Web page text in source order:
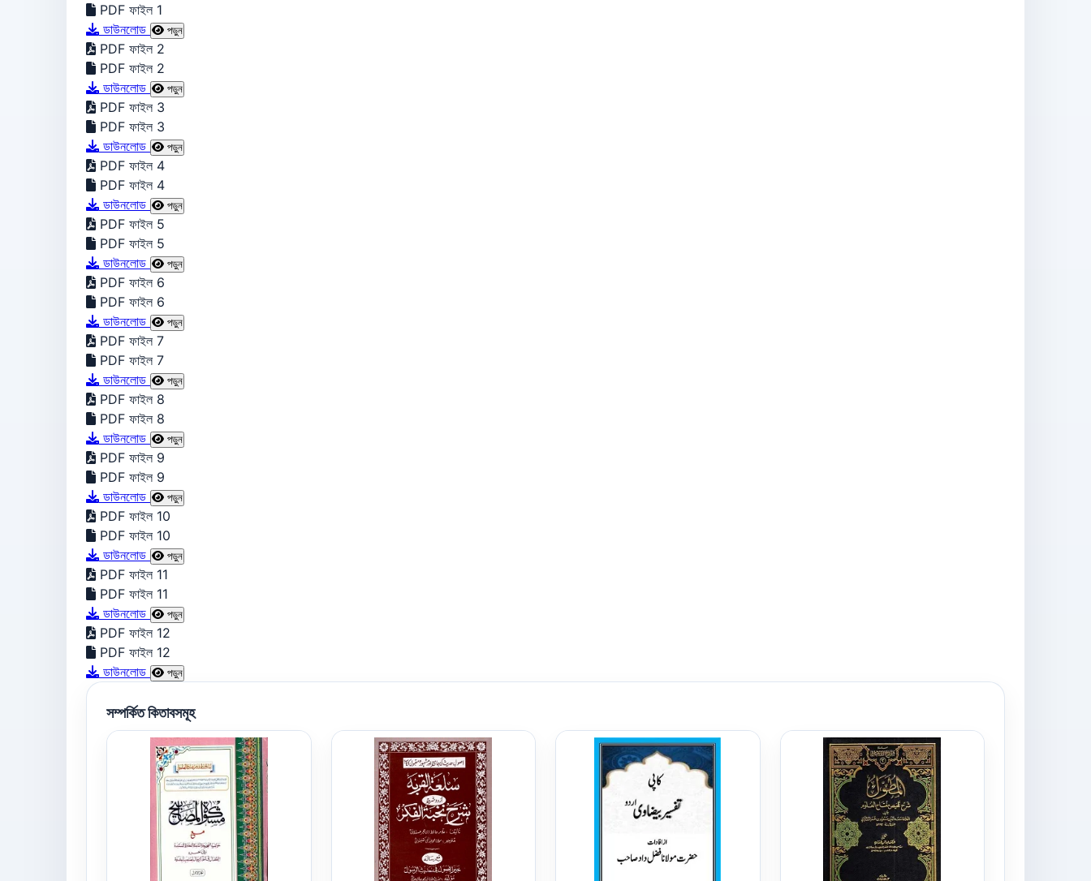
PDF ফাইল 1
ডাউনলোড
পড়ুন
PDF ফাইল 2
PDF ফাইল 2
ডাউনলোড
পড়ুন
PDF ফাইল 3
PDF ফাইল 3
ডাউনলোড
পড়ুন
PDF ফাইল 4
PDF ফাইল 4
ডাউনলোড
পড়ুন
PDF ফাইল 5
PDF ফাইল 5
ডাউনলোড
পড়ুন
PDF ফাইল 6
PDF ফাইল 6
ডাউনলোড
পড়ুন
PDF ফাইল 7
PDF ফাইল 7
ডাউনলোড
পড়ুন
PDF ফাইল 8
PDF ফাইল 8
ডাউনলোড
পড়ুন
PDF ফাইল 9
PDF ফাইল 9
ডাউনলোড
পড়ুন
PDF ফাইল 10
PDF ফাইল 10
ডাউনলোড
পড়ুন
PDF ফাইল 11
PDF ফাইল 11
ডাউনলোড
পড়ুন
PDF ফাইল 12
PDF ফাইল 12
ডাউনলোড
পড়ুন
সম্পর্কিত কিতাবসমূহ